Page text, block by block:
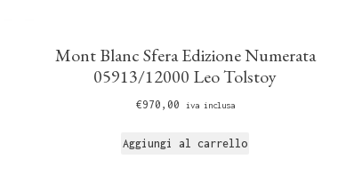
Mont Blanc Sfera Edizione Numerata
05913/12000 Leo Tolstoy
€970,00 iva inclusa
Aggiungi al carrello